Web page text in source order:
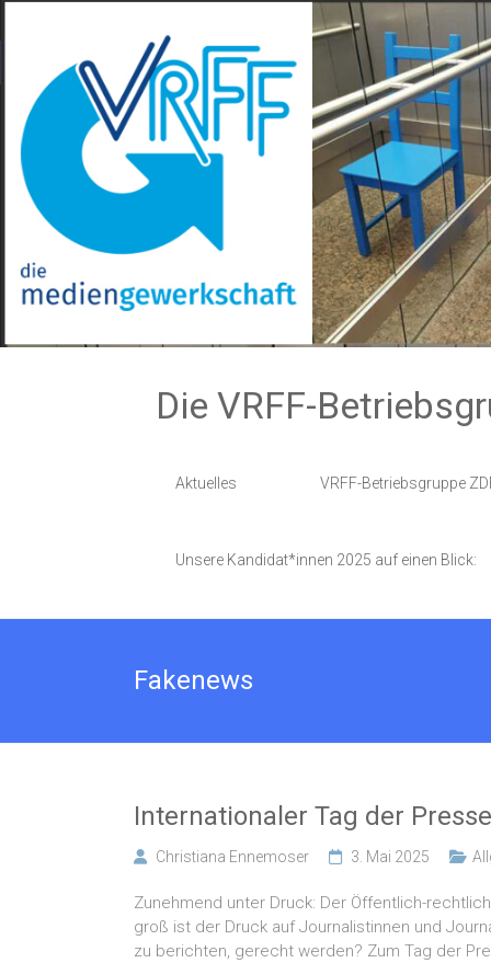
Die VRFF-
Aktuelles VRFF-Betriebsgruppe
Unsere Kandidat*innen 2025 auf einen Blick:
Fakenews
Internationaler Tag der
Christiana Ennemoser 3. Mai 2025
Zunehmend unter Druck: Der Öffentlich-
groß ist der Druck auf Journalistinnen und
zu berichten, gerecht werden? Zum Tag der